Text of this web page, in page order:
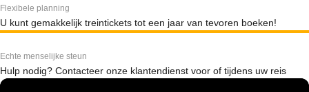
Flexibele planning
U kunt gemakkelijk treintickets tot een jaar van tevoren boeken!
Echte menselijke steun
Hulp nodig? Contacteer onze klantendienst voor of tijdens uw reis